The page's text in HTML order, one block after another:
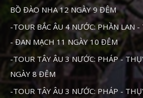
BỒ ĐÀO NHA 12 NGÀY 9 ĐÊM
-TOUR BẮC ÂU 4 NƯỚC: PHẦN LAN
- ĐAN MẠCH 11 NGÀY 10 ĐÊM
-TOUR TÂY ÂU 3 NƯỚC: PHÁP -
NGÀY 8 ĐÊM
-TOUR TÂY ÂU 3 NƯỚC: PHÁP -